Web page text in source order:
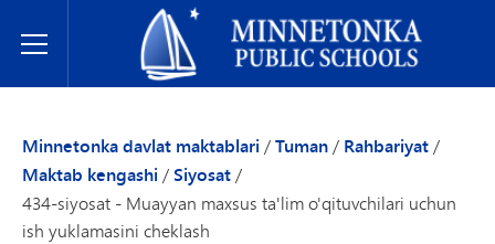
Toggle Menu
Minnetonka davlat maktablari
Minnetonka davlat maktablari /Tuman/ Rahbariyat/
Maktab kengashi /Siyosat/
434-siyosat - Muayyan maxsus ta'lim o'qituvchilari uchun
ish yuklamasini cheklash